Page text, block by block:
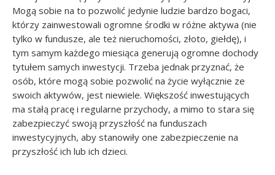
Mogą sobie na to pozwolić jedynie ludzie bardzo bogaci,
którzy zainwestowali ogromne środki w różne aktywa (nie
tylko w fundusze, ale też nieruchomości, złoto, giełdę), i
tym samym każdego miesiąca generują ogromne dochody
tytułem samych inwestycji. Trzeba jednak przyznać, że
osób, które mogą sobie pozwolić na życie wyłącznie ze
swoich aktywów, jest niewiele. Większość inwestujących
ma stałą pracę i regularne przychody, a mimo to stara się
zabezpieczyć swoją przyszłość na funduszach
inwestycyjnych, aby stanowiły one zabezpieczenie na
przyszłość ich lub ich dzieci.